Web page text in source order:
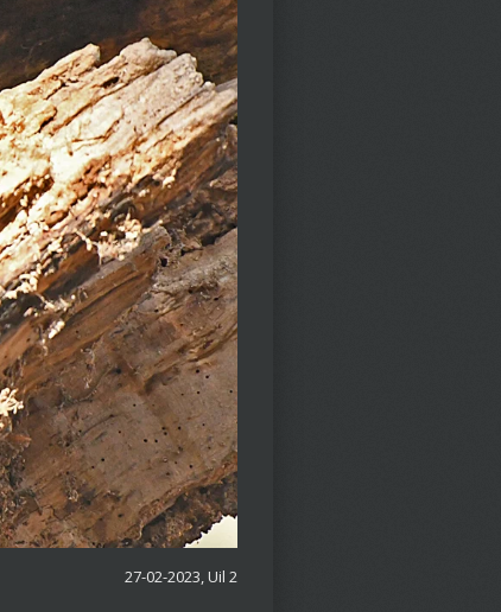
27-02-2023, Uil 2